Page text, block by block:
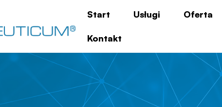
Start Usługi Oferta
Kontakt